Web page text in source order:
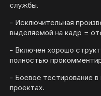
службы.
- Исключительная
выделяемой на кадр =
- Включен хорошо
полностью
- Боевое тестирование в
проектах.